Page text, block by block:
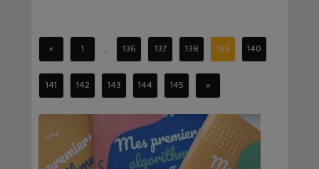
« 1 ... 136 137 138 139 140
141 142 143 144 145 »